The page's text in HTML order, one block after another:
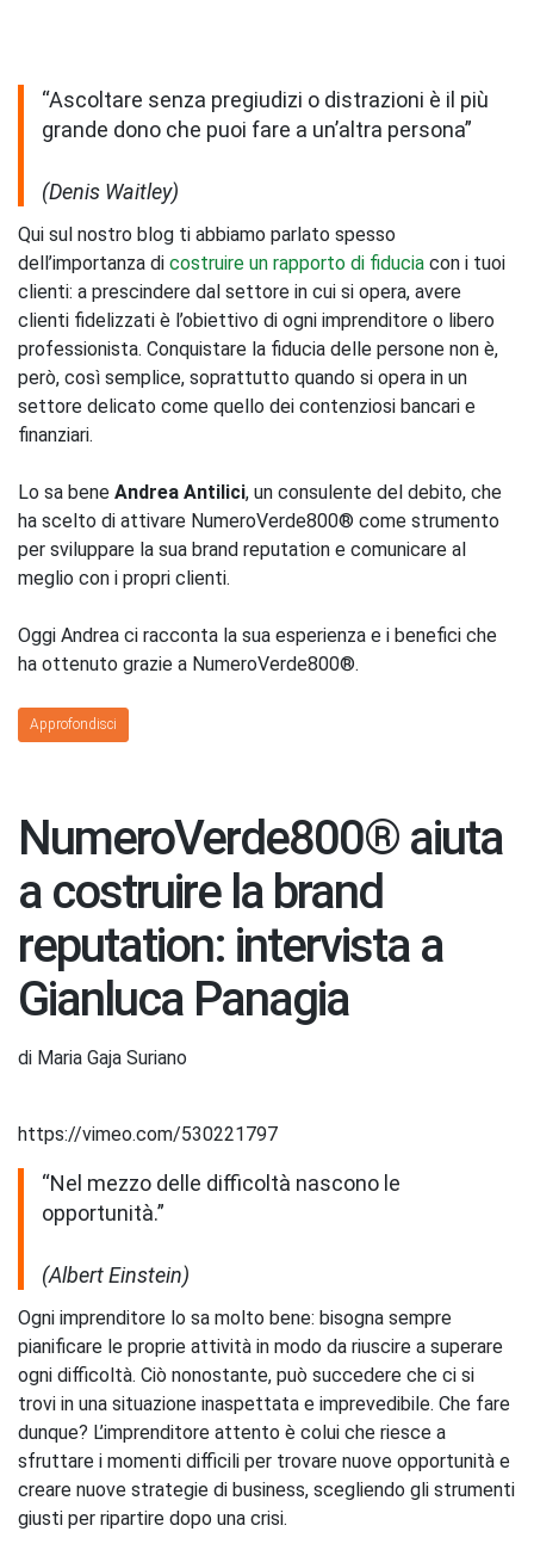
“Ascoltare senza pregiudizi o distrazioni è il più
grande dono che puoi fare a un’altra persona”
(Denis Waitley)
Qui sul nostro blog ti abbiamo parlato spesso
dell’importanza di costruire un rapporto di fiducia con i tuoi
clienti: a prescindere dal settore in cui si opera, avere
clienti fidelizzati è l’obiettivo di ogni imprenditore o libero
professionista. Conquistare la fiducia delle persone non è,
però, così semplice, soprattutto quando si opera in un
settore delicato come quello dei contenziosi bancari e
finanziari.
Lo sa bene Andrea Antilici, un consulente del debito, che
ha scelto di attivare NumeroVerde800® come strumento
per sviluppare la sua brand reputation e comunicare al
meglio con i propri clienti.
Oggi Andrea ci racconta la sua esperienza e i benefici che
ha ottenuto grazie a NumeroVerde800®.
Approfondisci
NumeroVerde800® aiuta
a costruire la brand
reputation: intervista a
Gianluca Panagia
di Maria Gaja Suriano
https://vimeo.com/530221797
“Nel mezzo delle difficoltà nascono le
opportunità.”
(Albert Einstein)
Ogni imprenditore lo sa molto bene: bisogna sempre
pianificare le proprie attività in modo da riuscire a superare
ogni difficoltà. Ciò nonostante, può succedere che ci si
trovi in una situazione inaspettata e imprevedibile. Che fare
dunque? L’imprenditore attento è colui che riesce a
sfruttare i momenti difficili per trovare nuove opportunità e
creare nuove strategie di business, scegliendo gli strumenti
giusti per ripartire dopo una crisi.